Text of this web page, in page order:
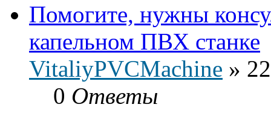
Помогите, нужны
капельном ПВХ станке
VitaliyPVCMachine »
0 Ответы